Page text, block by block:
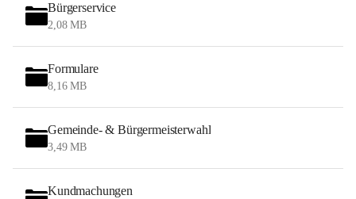
Bürgerservice
2,08 MB
Formulare
8,16 MB
Gemeinde- & Bürgermeisterwahl
3,49 MB
Kundmachungen